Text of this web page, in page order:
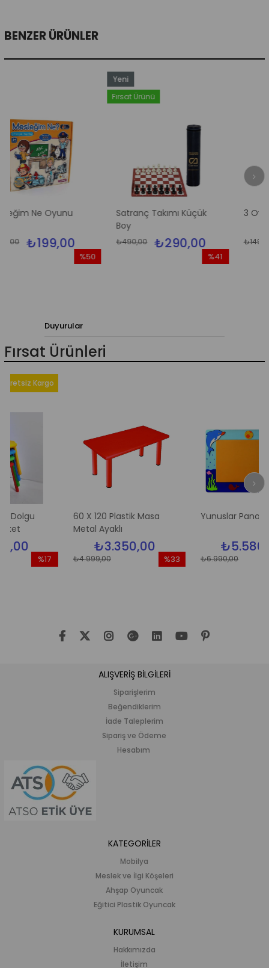
BENZER ÜRÜNLER
Oyunu
Satranç Takımı Küçük
₺290,00
Fırsat Ürünü
3 Oyun Dama
₺149,00
Duyurular
Fırsat Ürünleri
Kargo
60 X 120 Plastik Masa
Metal Ayaklı
₺3.350,00
₺4.999,00
Yunuslar Pano
₺5.580,00
₺6.990,00
ALIŞVERİŞ BİLGİLERİ
Siparişlerim
Beğendiklerim
İade Taleplerim
Sipariş ve Ödeme
Hesabım
KATEGORİLER
Mobilya
Meslek ve İlgi Köşeleri
Ahşap Oyuncak
Eğitici Plastik Oyuncak
KURUMSAL
Hakkımızda
İletişim